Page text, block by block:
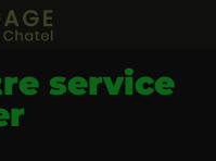
service